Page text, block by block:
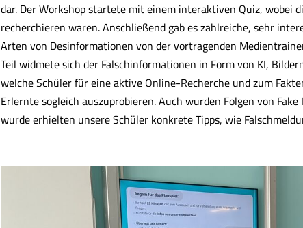
dar. Der Workshop startete mit einem interaktiven Quiz,
recherchieren waren. Anschließend gab es zahlreiche, sehr
Arten von Desinformationen von der vortragenden
Teil widmete sich der Falschinformationen in Form von KI,
welche Schüler für eine aktive Online-Recherche und zum
Erlernte sogleich auszuprobieren. Auch wurden Folgen von
wurde erhielten unsere Schüler konkrete Tipps, wie